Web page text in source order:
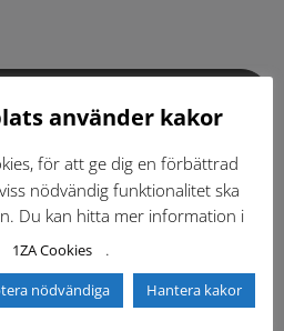
Kontaktlista
Nyheter
använder kakor
för att ge dig en förbättrad
nödvändig funktionalitet ska
Du kan hitta mer information i
1ZA Cookies .
nödvändiga Hantera kakor